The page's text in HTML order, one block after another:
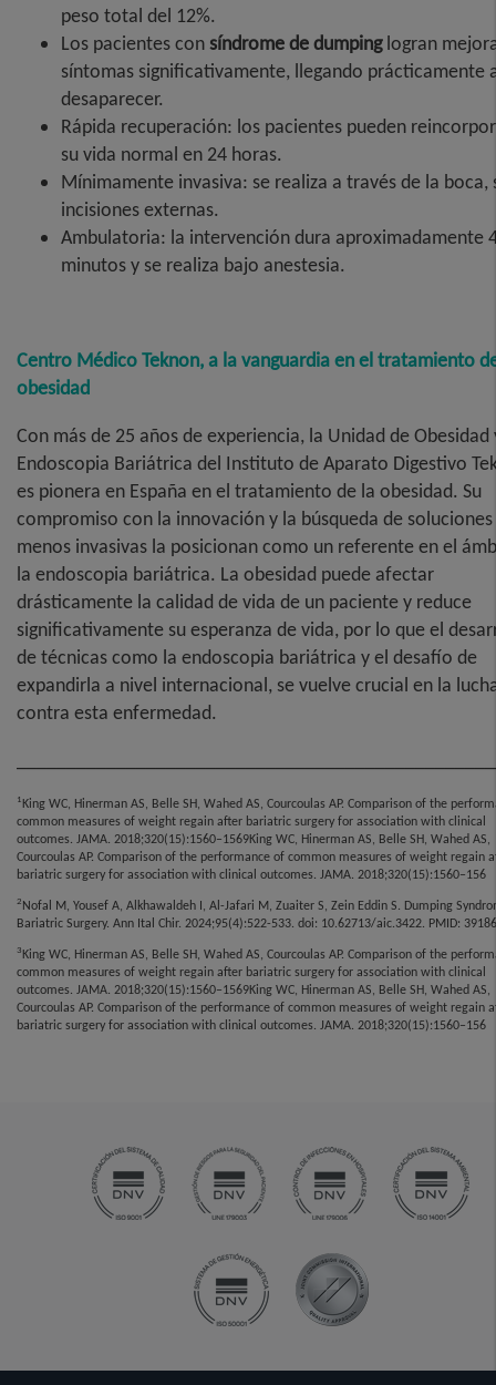
peso total del 12%.
Los pacientes consíndrome de dumpinglogran
síntomas significativamente, llegando prácticamente
desaparecer.
Rápida recuperación: los pacientes pueden
su vida normal en 24 horas.
Mínimamente invasiva: se realiza a través de la boca,
incisiones externas.
Ambulatoria: la intervención dura aproximadamente
minutos y se realiza bajo anestesia.
Centro Médico Teknon, a la vanguardia en el tratamiento
obesidad
Con más de 25 años de experiencia, la Unidad de Obesidad
Endoscopia Bariátrica del Instituto de Aparato Digestivo
es pionera en España en el tratamiento de la obesidad. Su
compromiso con la innovación y la búsqueda de soluciones
menos invasivas la posicionan como un referente en el
la endoscopia bariátrica. La obesidad puede afectar
drásticamente la calidad de vida de un paciente y reduce
significativamente su esperanza de vida, por lo que el
de técnicas como la endoscopia bariátrica y el desafío de
expandirla a nivel internacional, se vuelve crucial en la
contra esta enfermedad.
1King WC, Hinerman AS, Belle SH, Wahed AS, Courcoulas AP. Comparison of the
common measures of weight regain after bariatric surgery for association with clinical
outcomes. JAMA. 2018;320(15):1560–1569King WC, Hinerman AS, Belle SH, Wahed AS,
Courcoulas AP. Comparison of the performance of common measures of weight regain
bariatric surgery for association with clinical outcomes. JAMA. 2018;320(15):1560–156
2Nofal M, Yousef A, Alkhawaldeh I, Al-Jafari M, Zuaiter S, Zein Eddin S. Dumping
Bariatric Surgery. Ann Ital Chir. 2024;95(4):522-533. doi: 10.62713/aic.3422. PMID:
3King WC, Hinerman AS, Belle SH, Wahed AS, Courcoulas AP. Comparison of the
common measures of weight regain after bariatric surgery for association with clinical
outcomes. JAMA. 2018;320(15):1560–1569King WC, Hinerman AS, Belle SH, Wahed AS,
Courcoulas AP. Comparison of the performance of common measures of weight regain
bariatric surgery for association with clinical outcomes. JAMA. 2018;320(15):1560–156